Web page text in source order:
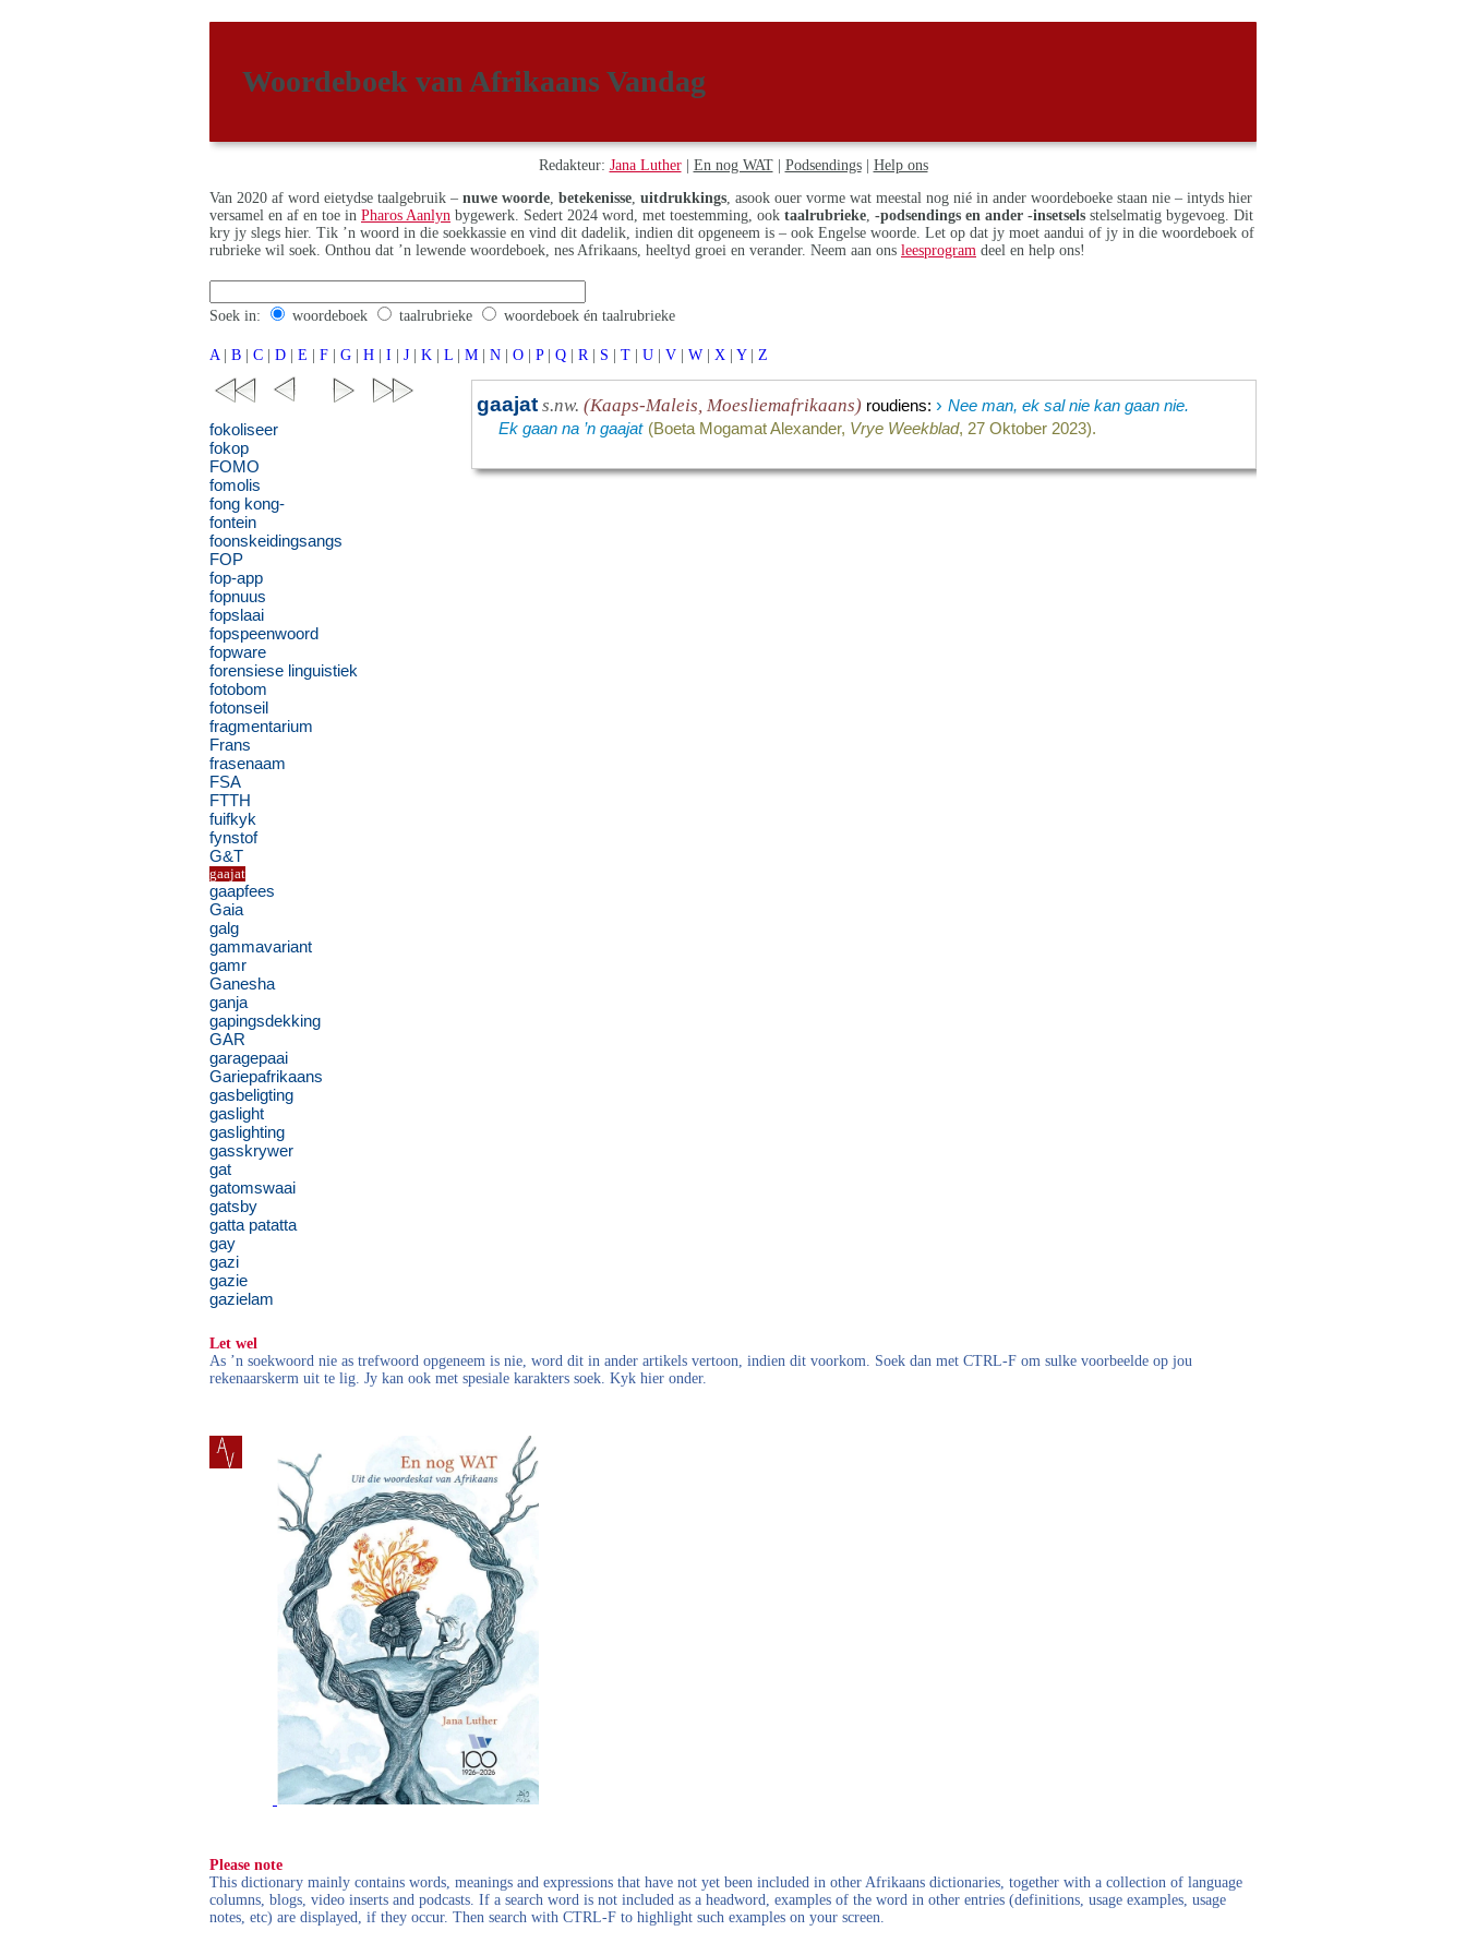
Woordeboek van Afrikaans Vandag
Redakteur: Jana Luther| En nog WAT| Podsendings| Help ons
Van 2020 af word eietydse taalgebruik – nuwe woorde betekenisse uitdrukkings , asook ouer vorme wat meestal nog nié in ander woordeboeke staan nie – intyds hier
versamel en af en toe in Pharos Aanlyn bygewerk. Sedert 2024 word, met toestemming, ook taalrubrieke -podsendings en ander -insetsels stelselmatig bygevoeg. Dit
kry jy slegs hier. Tik ’n woord in die soekkassie en vind dit dadelik, indien dit opgeneem is – ook Engelse woorde. Let op dat jy moet aandui of jy in die woordeboek of
rubrieke wil soek. Onthou dat ’n lewende woordeboek, nes Afrikaans, heeltyd groei en verander. Neem aan ons leesprogram deel en help ons!
Soek in: woordeboek taalrubrieke woordeboek én taalrubrieke
A | B | C | D | E | F | G | H | I | J | K | L | M | N | O | P | Q | R | S | T | U | V | W | X | Y | Z
gaajat s.nw. (Kaaps-Maleis, Moesliemafrikaans) roudiens:› Nee man, ek sal nie kan gaan nie.
Ek gaan na ’n gaajat (Boeta Mogamat Alexander, Vrye Weekblad, 27 Oktober 2023).
fokoliseer
fokop
FOMO
fomolis
fong kong-
fontein
foonskeidingsangs
FOP
fop-app
fopnuus
fopslaai
fopspeenwoord
fopware
forensiese linguistiek
fotobom
fotonseil
fragmentarium
Frans
frasenaam
FSA
FTTH
fuifkyk
fynstof
G&T
gaajat
gaapfees
Gaia
galg
gammavariant
gamr
Ganesha
ganja
gapingsdekking
GAR
garagepaai
Gariepafrikaans
gasbeligting
gaslight
gaslighting
gasskrywer
gat
gatomswaai
gatsby
gatta patatta
gay
gazi
gazie
gazielam
Let wel
As ’n soekwoord nie as trefwoord opgeneem is nie, word dit in ander artikels vertoon, indien dit voorkom. Soek dan met CTRL-F om sulke voorbeelde op jou
rekenaarskerm uit te lig. Jy kan ook met spesiale karakters soek. Kyk hier onder.
Please note
This dictionary mainly contains words, meanings and expressions that have not yet been included in other Afrikaans dictionaries, together with a collection of language
columns, blogs, video inserts and podcasts. If a search word is not included as a headword, examples of the word in other entries (definitions, usage examples, usage
notes, etc) are displayed, if they occur. Then search with CTRL-F to highlight such examples on your screen.